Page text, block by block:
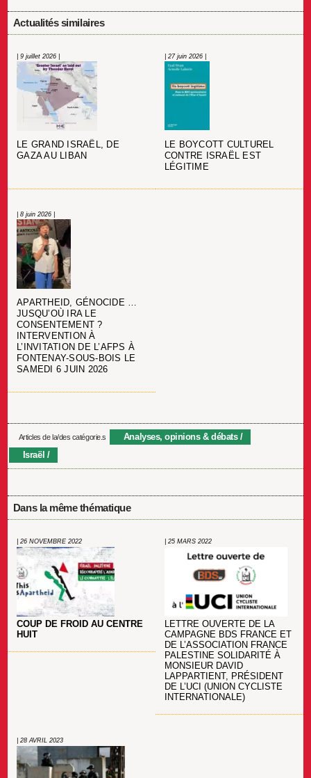
Actualités similaires
| 9 juillet 2026 |
LE GRAND ISRAËL, DE
GAZA AU LIBAN
| 27 juin 2026 |
LE BOYCOTT CULTUREL
CONTRE ISRAËL EST
LÉGITIME
| 8 juin 2026 |
APARTHEID, GÉNOCIDE …
JUSQU’OÙ IRA LE
CONSENTEMENT ?
INTERVENTION À
L’INVITATION DE L’AFPS À
FONTENAY-SOUS-BOIS LE
SAMEDI 6 JUIN 2026
Articles de la/des catégorie.s
Analyses, opinions & débats
Israël
Dans la même thématique
| 26 NOVEMBRE 2022
COUP DE FROID AU CENTRE
HUIT
| 25 MARS 2022
LETTRE OUVERTE DE LA
CAMPAGNE BDS FRANCE ET
DE L’ASSOCIATION FRANCE
PALESTINE SOLIDARITÉ À
MONSIEUR DAVID
LAPPARTIENT, PRÉSIDENT
DE L’UCI (UNION CYCLISTE
INTERNATIONALE)
| 28 AVRIL 2023